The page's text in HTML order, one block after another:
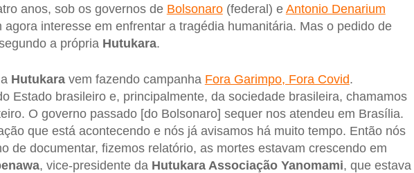
anos, sob os governos de Bolsonaro(federal) e Antonio Denarium
agora interesse em enfrentar a tragédia humanitária. Mas o pedido de
a própria Hutukara.
Hutukaravem fazendo campanha Fora Garimpo, Fora Covid.
Estado brasileiro e, principalmente, da sociedade brasileira, chamamos
O governo passado [do Bolsonaro] sequer nos atendeu em Brasília.
que está acontecendo e nós já avisamos há muito tempo. Então nós
de documentar, fizemos relatório, as mortes estavam crescendo em
, vice-presidente da Hutukara Associação Yanomami, que estava